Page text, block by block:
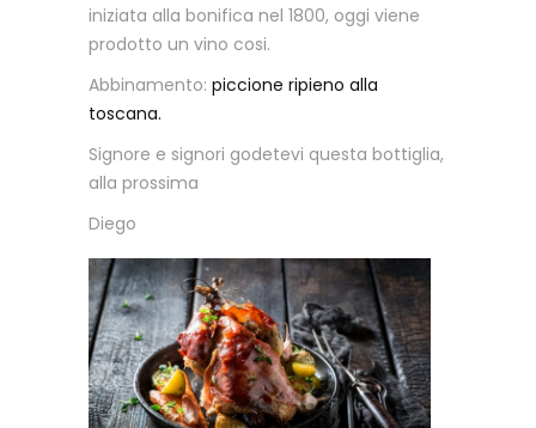
iniziata alla bonifica nel 1800, oggi viene
prodotto un vino cosi.
Abbinamento: piccione ripieno alla
toscana.
Signore e signori godetevi questa bottiglia,
alla prossima
Diego